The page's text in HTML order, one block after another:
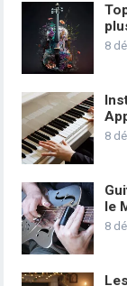
8
8
le
8